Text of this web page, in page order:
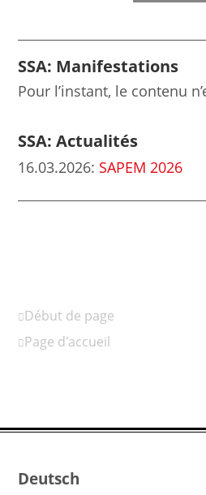
SSA: Manifestations
Pour l’instant, le contenu
SSA: Actualités
16.03.2026: SAPEM 2026
Début de page
Page d'accueil
Deutsch